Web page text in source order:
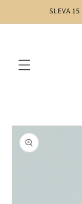
SLEVA
Skip to
product
information